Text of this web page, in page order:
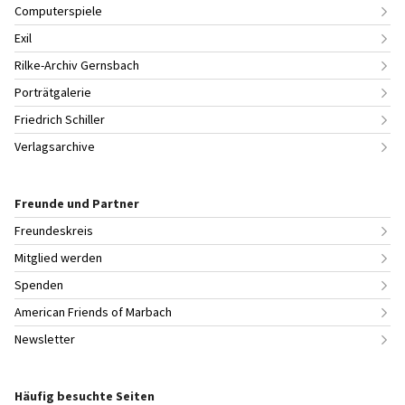
Computerspiele
Exil
Rilke-Archiv Gernsbach
Porträtgalerie
Friedrich Schiller
Verlagsarchive
Freunde und Partner
Freundeskreis
Mitglied werden
Spenden
American Friends of Marbach
Newsletter
Häufig besuchte Seiten